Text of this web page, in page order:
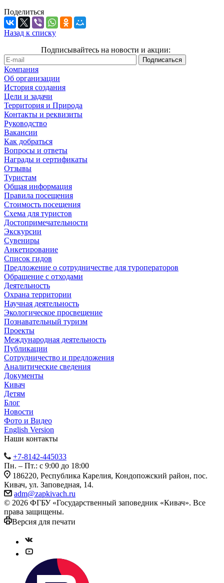
Поделиться
Назад к списку
Подписывайтесь на новости и акции:
Компания
Об организации
История создания
Цели и задачи
Территория и Природа
Контакты и реквизиты
Руководство
Вакансии
Как добраться
Вопросы и ответы
Награды и сертификаты
Отзывы
Туристам
Общая информация
Правила посещения
Стоимость посещения
Схема для туристов
Достопримечательности
Экскурсии
Сувениры
Анкетирование
Список гидов
Предложение о сотрудничестве для туроператоров
Обращение с отходами
Деятельность
Охрана территории
Научная деятельность
Экологическое просвещение
Познавательный туризм
Проекты
Международная деятельность
Публикации
Сотрудничество и предложения
Аналитические сведения
Документы
Кивач
Детям
Блог
Новости
Фото и Видео
English Version
Наши контакты
+7-8142-445033
Пн. – Пт.: с 9:00 до 18:00
186220, Республика Карелия, Кондопожский район, пос.
Кивач, ул. Заповедная, 14.
adm@zapkivach.ru
© 2026 ФГБУ «Государственный заповедник «Кивач». Все
права защищены.
Версия для печати